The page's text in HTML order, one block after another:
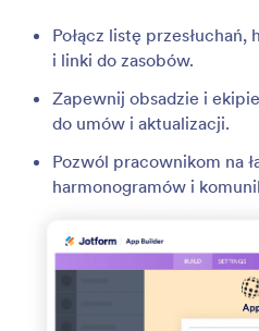
Połącz listę
i linki do zasobów.
Zapewnij obsadzie i
do umów i aktualizacji.
Pozwól pracownikom na
harmonogramów i